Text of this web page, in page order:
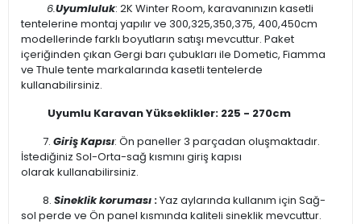
6.Uyumluluk: 2K Winter Room, karavanınızın kasetli
tentelerine montaj yapılır ve 300,325,350,375, 400,450cm
modellerinde farklı boyutların satışı mevcuttur. Paket
içeriğinden çıkan Gergi barı çubukları ile Dometic, Fiamma
ve Thule tente markalarında kasetli tentelerde
kullanabilirsiniz.
Uyumlu Karavan Yükseklikler: 225 - 270cm
7. Giriş Kapısı: Ön paneller 3 parçadan oluşmaktadır.
İstediğiniz Sol-Orta-sağ kısmını giriş kapısı
olarak kullanabilirsiniz.
8. Sineklik koruması :Yaz aylarında kullanım için Sağ-
sol perde ve Ön panel kısmında kaliteli sineklik mevcuttur.